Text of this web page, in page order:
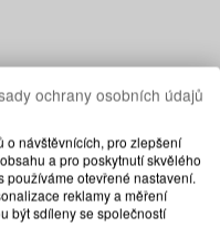
ochrany osobních údajů
o návštěvnících, pro zlepšení
a pro poskytnutí skvělého
používáme otevřené nastavení.
reklamy a měření
být sdíleny se společností